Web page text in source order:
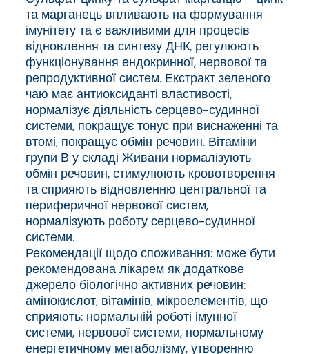
та марганець впливають на формування
імунітету та є важливими для процесів
відновлення та синтезу ДНК, регулюють
функціонування ендокринної, нервової та
репродуктивної систем. Екстракт зеленого
чаю має антиоксиданті властивості,
нормалізує діяльність серцево-судинної
системи, покращує тонус при виснаженні та
втомі, покращує обмін речовин. Вітаміни
групи В у складі Живани нормалізують
обмін речовин, стимулюють кровотворення
та сприяють відновленню центральної та
периферичної нервової систем,
нормалізують роботу серцево-судинної
системи.
Рекомендації щодо споживання: може бути
рекомендована лікарем як додаткове
джерело біологічно активних речовин:
амінокислот, вітамінів, мікроелементів, що
сприяють: нормальній роботі імунної
системи, нервової системи, нормальному
енергетичному метаболізму, утворенню